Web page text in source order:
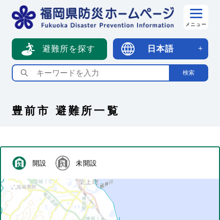
メニュー
避難所を探す 日本語
豊前市 避難所一覧
開設 未開設